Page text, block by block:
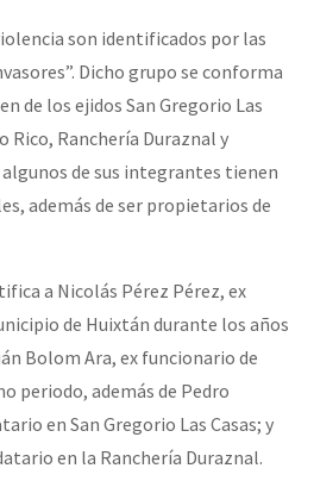
son identificados por las
Dicho grupo se conforma
de los ejidos San Gregorio Las
Rico, Ranchería Duraznal y
de sus integrantes tienen
además de ser propietarios de
a Nicolás Pérez Pérez, ex
de Huixtán durante los años
Bolom Ara, ex funcionario de
periodo, además de Pedro
en San Gregorio Las Casas; y
en la Ranchería Duraznal.